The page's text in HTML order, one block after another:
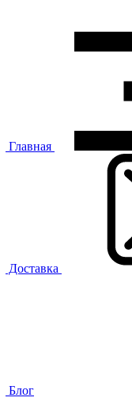
Главная
Доставка
Блог